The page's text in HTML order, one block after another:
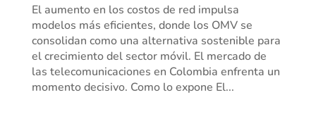
El aumento en los costos de red impulsa
modelos más eficientes, donde los OMV se
consolidan como una alternativa sostenible para
el crecimiento del sector móvil. El mercado de
las telecomunicaciones en Colombia enfrenta un
momento decisivo. Como lo expone El...